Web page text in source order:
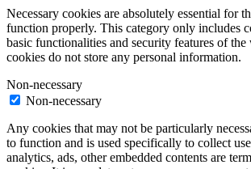
Necessary cookies are absolutely essential for
function properly. This category only includes
basic functionalities and security features of the
cookies do not store any personal information.
Non-necessary
Non-necessary
Any cookies that may not be particularly
to function and is used specifically to collect
analytics, ads, other embedded contents are